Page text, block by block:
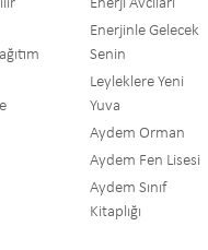
Enerji Avcıları
Enerjinle Gelecek
Senin
Leyleklere Yeni
Yuva
Aydem Orman
Aydem Fen Lisesi
Aydem Sınıf
Kitaplığı